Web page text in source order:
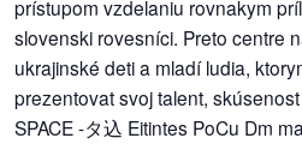
dobrá
prax
práca